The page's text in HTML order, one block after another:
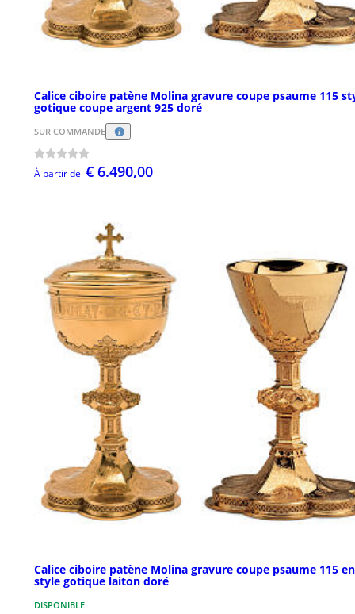
Calice ciboire patène Molina gravure coupe psaume 115
gotique coupe argent 925 doré
SUR COMMANDE
À partir de € 6.490,00
Calice ciboire patène Molina gravure coupe psaume 115 en
style gotique laiton doré
DISPONIBLE